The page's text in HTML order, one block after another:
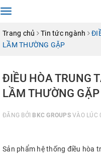
Toggle
Trang chủ
Tin tức ngành
LẦM THƯỜNG GẶP
ĐIỀU HÒA TRUNG
LẦM THƯỜNG GẶP
ĐĂNG BỞI BKC GROUPSVÀO LÚC
Sản phẩm hệ thống điều hòa